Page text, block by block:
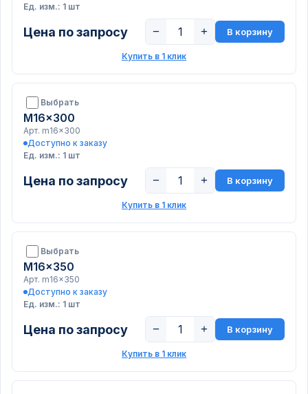
Ед. изм.: 1 шт
Цена по запросу − + В корзину
Купить в 1 клик
Выбрать
M16x300
Арт. m16x300
Доступно к заказу
Ед. изм.: 1 шт
Цена по запросу − + В корзину
Купить в 1 клик
Выбрать
M16x350
Арт. m16x350
Доступно к заказу
Ед. изм.: 1 шт
Цена по запросу − + В корзину
Купить в 1 клик